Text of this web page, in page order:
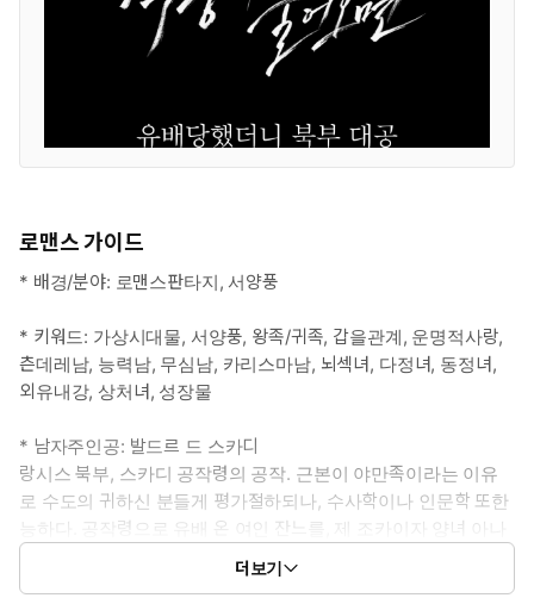
로맨스 가이드
* 배경/분야: 로맨스판타지, 서양풍
* 키워드: 가상시대물, 서양풍, 왕족/귀족, 갑을관계, 운명적사랑,
츤데레남, 능력남, 무심남, 카리스마남, 뇌섹녀, 다정녀, 동정녀,
외유내강, 상처녀, 성장물
* 남자주인공: 발드르 드 스카디
랑시스 북부, 스카디 공작령의 공작. 근본이 야만족이라는 이유
로 수도의 귀하신 분들게 평가절하되나, 수사학이나 인문학 또한
능하다. 공작령으로 유배 온 여인 잔느를, 제 조카이자 양녀 아나
더보기